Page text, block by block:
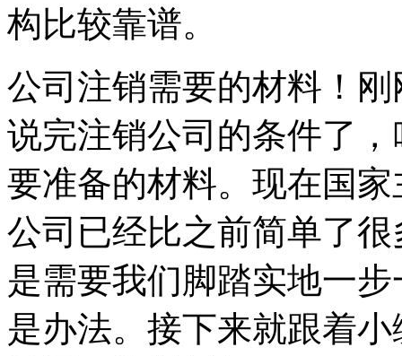
构比较靠谱。
公司注销需要的材料！
说完注销公司的条件了
要准备的材料。现在国
公司已经比之前简单了
是需要我们脚踏实地一
是办法。接下来就跟着